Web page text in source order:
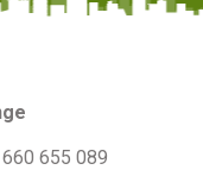
655 089